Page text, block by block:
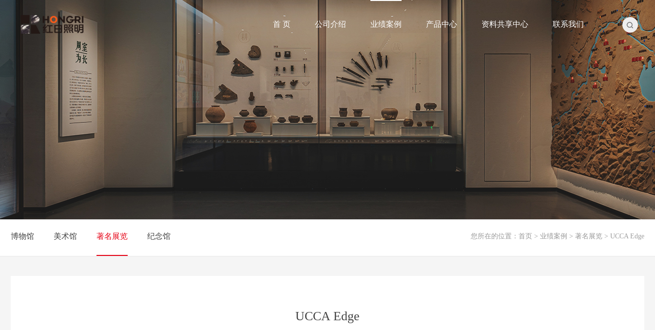
首 页 公司介绍 业绩案例 产品中心 资料共享中心 联系我们
您所在的位置： 首页 > 业绩案例 > 著名展览 > UCCA Edge
博物馆 美术馆 著名展览 纪念馆
UCCA Edge